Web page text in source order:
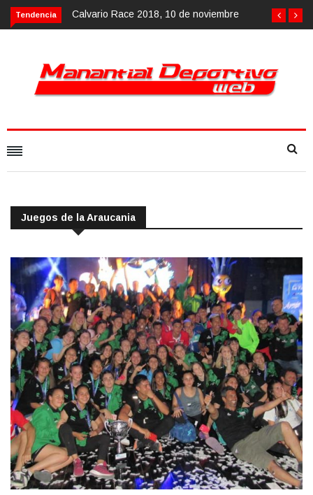
Tendencia Calvario Race 2018, 10 de noviembre
Juegos de la Araucania